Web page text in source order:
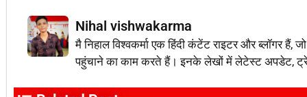
Nihal vishwakarma
मै निहाल विश्वकर्मा एक हिंदी कंटेंट राइटर और
पहुंचाने का काम करते हैं। इनके लेखों में लेटेस्ट अपडेट,